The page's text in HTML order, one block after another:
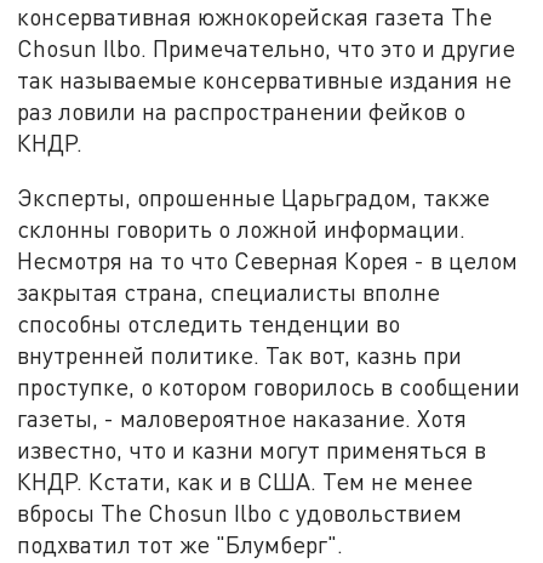
консервативная южнокорейская газета The
Chosun Ilbo. Примечательно, что это и другие
так называемые консервативные издания не
раз ловили на распространении фейков о
КНДР.
Эксперты, опрошенные Царьградом, также
склонны говорить о ложной информации.
Несмотря на то что Северная Корея - в целом
закрытая страна, специалисты вполне
способны отследить тенденции во
внутренней политике. Так вот, казнь при
проступке, о котором говорилось в сообщении
газеты, - маловероятное наказание. Хотя
известно, что и казни могут применяться в
КНДР. Кстати, как и в США. Тем не менее
вбросы The Chosun Ilbo с удовольствием
подхватил тот же "Блумберг".